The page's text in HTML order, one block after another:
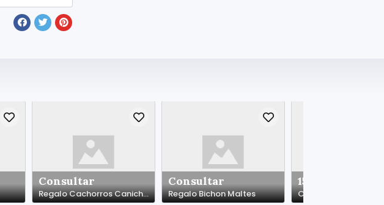
Consultar
Regalo Cachorros Caniches*whatapps.623727736
Consultar
Regalo Bichon Maltes
150.00 €